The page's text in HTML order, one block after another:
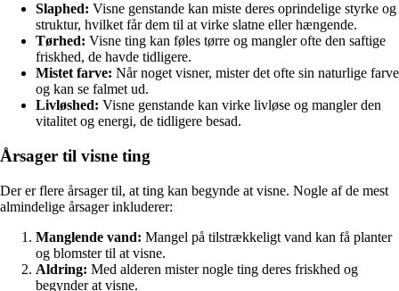
Slaphed: Visne genstande kan miste deres oprindelige styrke og
struktur, hvilket får dem til at virke slatne eller hængende.
Tørhed: Visne ting kan føles tørre og mangler ofte den saftige
friskhed, de havde tidligere.
Mistet farve: Når noget visner, mister det ofte sin naturlige farve
og kan se falmet ud.
Livløshed: Visne genstande kan virke livløse og mangler den
vitalitet og energi, de tidligere besad.
Årsager til visne ting
Der er flere årsager til, at ting kan begynde at visne. Nogle af de mest
almindelige årsager inkluderer:
Manglende vand: Mangel på tilstrækkeligt vand kan få planter
og blomster til at visne.
Aldring: Med alderen mister nogle ting deres friskhed og
begynder at visne.